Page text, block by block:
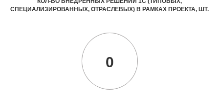
СПЕЦИАЛИЗИРОВАННЫХ, ОТРАСЛЕВЫХ) В РАМКАХ ПРОЕКТА, ШТ.
0